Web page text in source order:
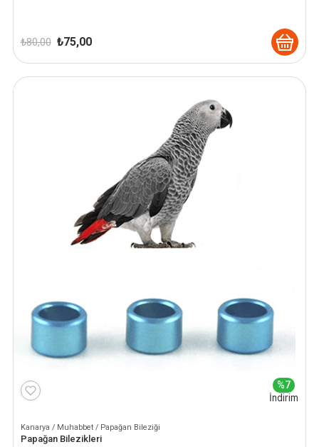
₺80,00 Orijinal
₺ 80,00.
₺75,00Şu
fiyat:
₺ 75,00.
%7
İndirim
Kanarya / Muhabbet / Papağan Bileziği
Papağan Bilezikleri